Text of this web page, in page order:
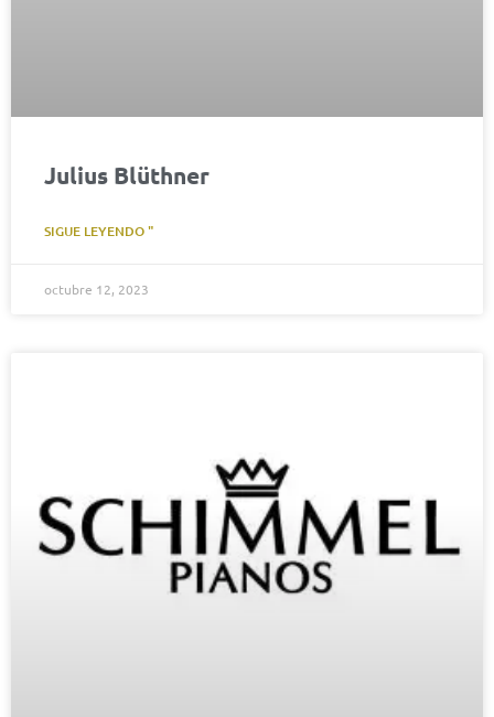
Julius Blüthner
SIGUE LEYENDO "
octubre 12, 2023